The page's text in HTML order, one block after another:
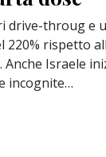
drive-throug e
220% rispetto
Israele
incognite…